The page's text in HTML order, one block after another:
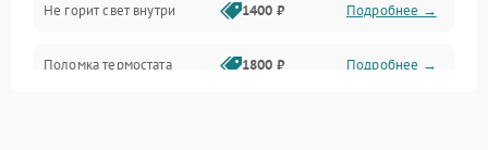
Не горит свет внутри 1400 ₽ Подробнее →
Поломка термостата 1800 ₽ Подробнее →